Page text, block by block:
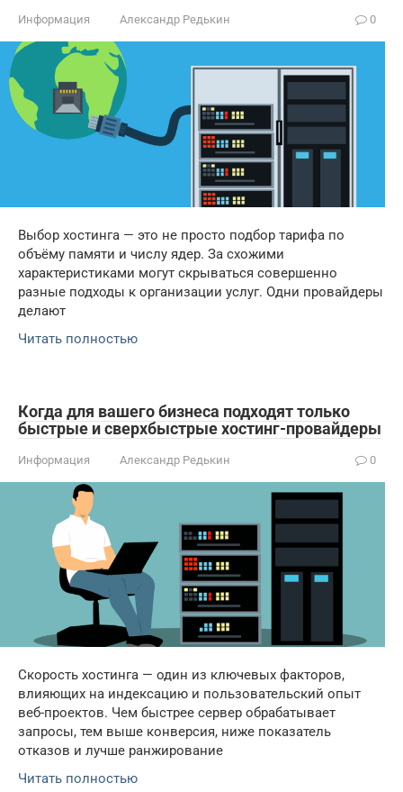
Информация Александр Редькин 0
Выбор хостинга — это не просто подбор тарифа по
объёму памяти и числу ядер. За схожими
характеристиками могут скрываться совершенно
разные подходы к организации услуг. Одни провайдеры
делают
Читать полностью
Когда для вашего бизнеса подходят только
быстрые и сверхбыстрые хостинг-провайдеры
Информация Александр Редькин 0
Скорость хостинга — один из ключевых факторов,
влияющих на индексацию и пользовательский опыт
веб-проектов. Чем быстрее сервер обрабатывает
запросы, тем выше конверсия, ниже показатель
отказов и лучше ранжирование
Читать полностью